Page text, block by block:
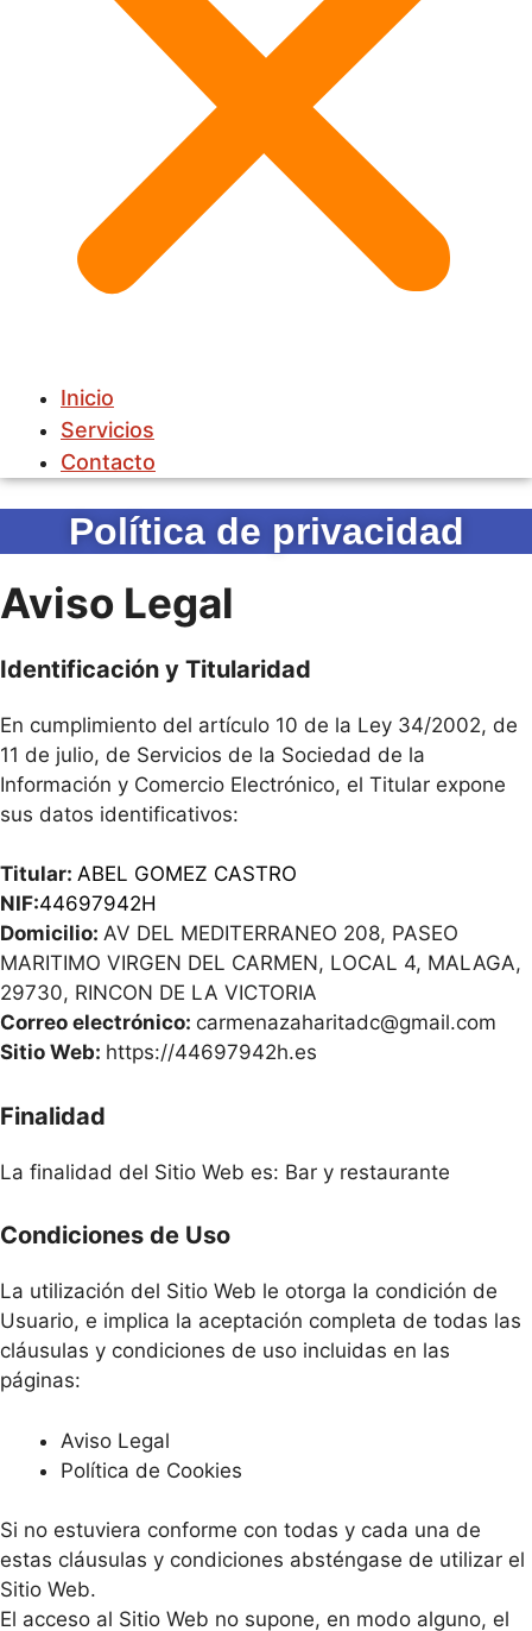
Inicio
Servicios
Contacto
Política de privacidad
Aviso Legal
Identificación y Titularidad
En cumplimiento del artículo 10 de la Ley 34/2002, de
11 de julio, de Servicios de la Sociedad de la
Información y Comercio Electrónico, el Titular expone
sus datos identificativos:
Titular: ABEL GOMEZ CASTRO
NIF:44697942H
Domicilio: AV DEL MEDITERRANEO 208, PASEO
MARITIMO VIRGEN DEL CARMEN, LOCAL 4, MALAGA,
29730, RINCON DE LA VICTORIA
Correo electrónico: carmenazaharitadc@gmail.com
Sitio Web: https://44697942h.es
Finalidad
La finalidad del Sitio Web es: Bar y restaurante
Condiciones de Uso
La utilización del Sitio Web le otorga la condición de
Usuario, e implica la aceptación completa de todas las
cláusulas y condiciones de uso incluidas en las
páginas:
Aviso Legal
Política de Cookies
Si no estuviera conforme con todas y cada una de
estas cláusulas y condiciones absténgase de utilizar el
Sitio Web.
El acceso al Sitio Web no supone, en modo alguno, el